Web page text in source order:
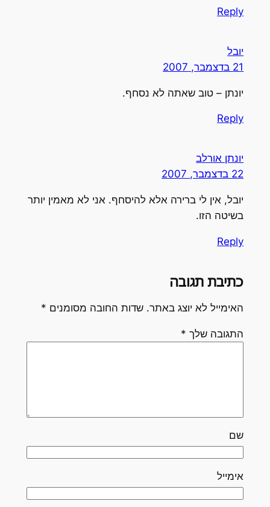
Reply
יובל
21 בדצמבר, 2007
יונתן – טוב שאתה לא נסחף.
Reply
יונתן אורלב
22 בדצמבר, 2007
יובל, אין לי ברירה אלא להיסחף. אני לא מאמין יותר
בשיטה הזו.
Reply
כתיבת תגובה
האימייל לא יוצג באתר. שדות החובה מסומנים *
התגובה שלך *
שם
אימייל